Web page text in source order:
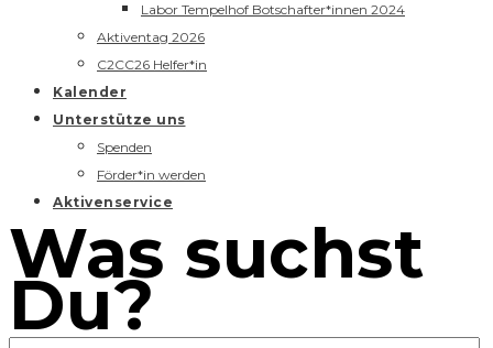
Labor Tempelhof Botschafter*innen 2024
Aktiventag 2026
C2CC26 Helfer*in
Kalender
Unterstütze uns
Spenden
Förder*in werden
Aktivenservice
Was suchst
Du?